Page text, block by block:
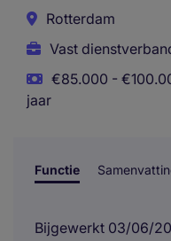
Rotterdam
Vast
€85.000 -
jaar
Functie
Bijgewerkt 03/06/